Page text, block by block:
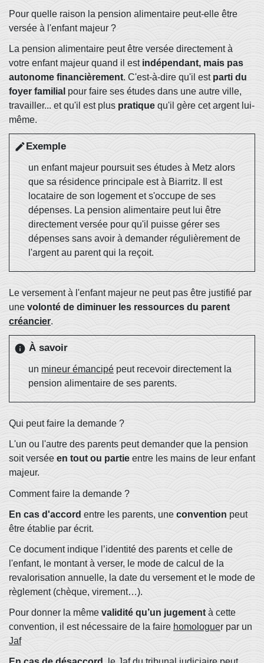
Pour quelle raison la pension alimentaire peut-elle être
versée à l'enfant majeur ?
La pension alimentaire peut être versée directement à
votre enfant majeur quand il est indépendant, mais pas
autonome financièrement. C'est-à-dire qu'il est parti du
foyer familial pour faire ses études dans une autre ville,
travailler... et qu'il est plus pratique qu'il gère cet argent lui-
même.
editExemple
un enfant majeur poursuit ses études à Metz alors
que sa résidence principale est à Biarritz. Il est
locataire de son logement et s'occupe de ses
dépenses. La pension alimentaire peut lui être
directement versée pour qu'il puisse gérer ses
dépenses sans avoir à demander régulièrement de
l'argent au parent qui la reçoit.
Le versement à l'enfant majeur ne peut pas être justifié par
une volonté de diminuer les ressources du parent
créancier.
info À savoir
un mineur émancipé peut recevoir directement la
pension alimentaire de ses parents.
Qui peut faire la demande ?
L'un ou l'autre des parents peut demander que la pension
soit versée en tout ou partie entre les mains de leur enfant
majeur.
Comment faire la demande ?
En cas d'accord entre les parents, une convention peut
être établie par écrit.
Ce document indique l’identité des parents et celle de
l'enfant, le montant à verser, le mode de calcul de la
revalorisation annuelle, la date du versement et le mode de
règlement (chèque, virement…).
Pour donner la même validité qu’un jugement à cette
convention, il est nécessaire de la faire homologuer par un
Jaf